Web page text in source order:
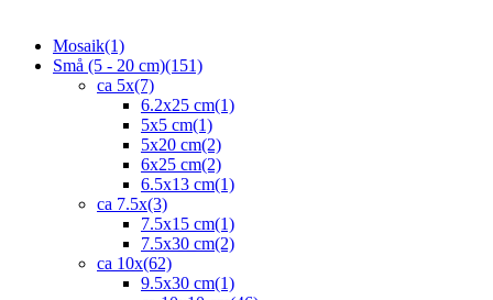
Mosaik(1)
Små (5 - 20 cm)(151)
ca 5x(7)
6.2x25 cm(1)
5x5 cm(1)
5x20 cm(2)
6x25 cm(2)
6.5x13 cm(1)
ca 7.5x(3)
7.5x15 cm(1)
7.5x30 cm(2)
ca 10x(62)
9.5x30 cm(1)